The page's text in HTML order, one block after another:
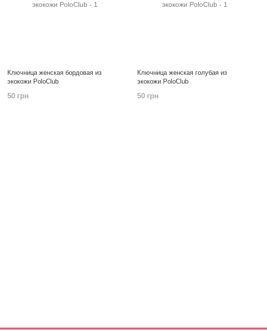
Ключница женская бордовая из
экокожи PoloClub
50 грн
Ключница женская голубая из
экокожи PoloClub
50 грн